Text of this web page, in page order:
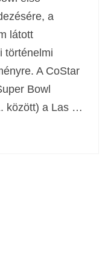
a
látott
történelmi
A CoStar
Bowl
között) a Las …